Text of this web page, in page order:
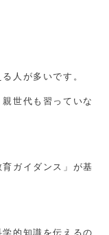
人が多いです。
世代も習っていな
ガイダンス」が基
的知識を伝えるの